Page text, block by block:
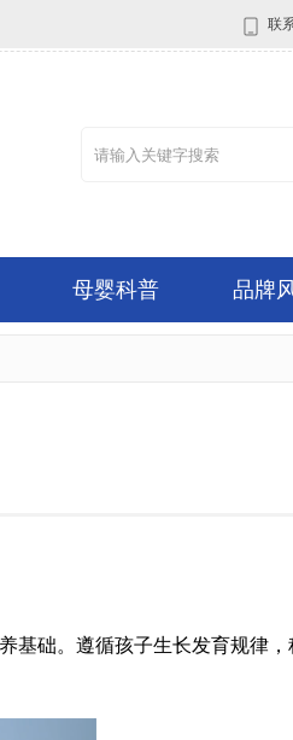
联
母婴科普 品牌
基础。遵循孩子生长发育规律